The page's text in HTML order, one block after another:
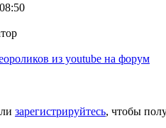
из youtube на форум
зарегистрируйтесь, чтобы